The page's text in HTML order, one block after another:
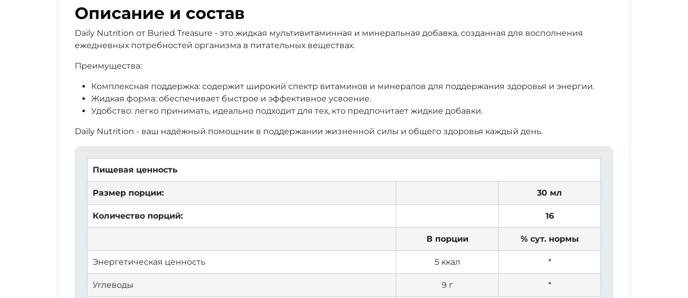
Описание и состав
Daily Nutrition от Buried Treasure - это жидкая мультивитаминная и минеральная добавка, созданная для восполнения
ежедневных потребностей организма в питательных веществах.
Преимущества:
Комплексная поддержка: содержит широкий спектр витаминов и минералов для поддержания здоровья и энергии.
Жидкая форма: обеспечивает быстрое и эффективное усвоение.
Удобство: легко принимать, идеально подходит для тех, кто предпочитает жидкие добавки.
Daily Nutrition - ваш надёжный помощник в поддержании жизненной силы и общего здоровья каждый день.
Пищевая ценность
Размер порции: 30 мл
Количество порций: 16
В порции % сут. нормы
Энергетическая ценность 5 ккал *
Углеводы 9 г *